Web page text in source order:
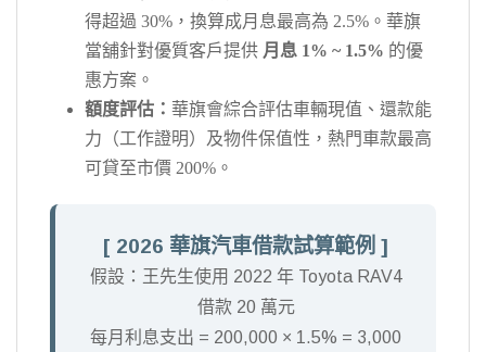
得超過 30%，換算成月息最高為 2.5%。華旗
當舖針對優質客戶提供 月息 1% ~ 1.5% 的優
惠方案。
額度評估： 華旗會綜合評估車輛現值、還款能
力（工作證明）及物件保值性，熱門車款最高
可貸至市價 200%。
[ 2026 華旗汽車借款試算範例 ]
假設：王先生使用 2022 年 Toyota RAV4
借款 20 萬元
每月利息支出 = 200,000 × 1.5% = 3,000